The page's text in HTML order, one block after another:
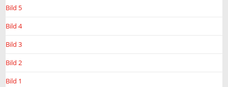
Bild 5
Bild 4
Bild 3
Bild 2
Bild 1